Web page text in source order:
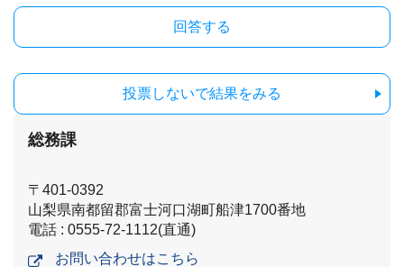
投票しないで結果をみる
総務課
〒401-0392
山梨県南都留郡富士河口湖町船津1700番地
電話 : 0555-72-1112(直通)
お問い合わせはこちら